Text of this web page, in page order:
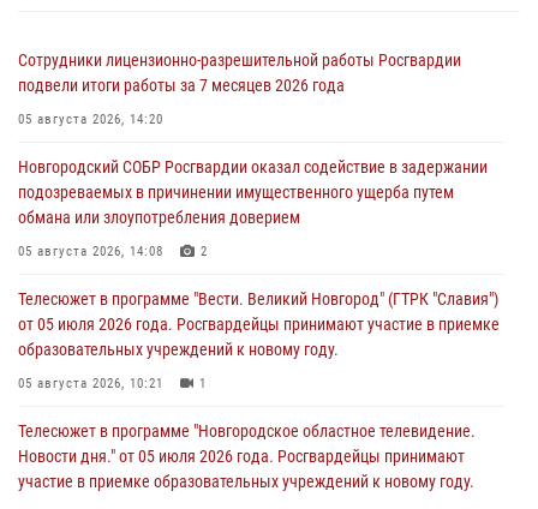
Сотрудники лицензионно-разрешительной работы Росгвардии
подвели итоги работы за 7 месяцев 2026 года
05 августа 2026, 14:20
Новгородский СОБР Росгвардии оказал содействие в задержании
подозреваемых в причинении имущественного ущерба путем
обмана или злоупотребления доверием
05 августа 2026, 14:08 2
Телесюжет в программе "Вести. Великий Новгород" (ГТРК "Славия")
от 05 июля 2026 года. Росгвардейцы принимают участие в приемке
образовательных учреждений к новому году.
05 августа 2026, 10:21 1
Телесюжет в программе "Новгородское областное телевидение.
Новости дня." от 05 июля 2026 года. Росгвардейцы принимают
участие в приемке образовательных учреждений к новому году.